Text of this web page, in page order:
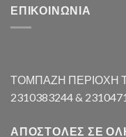
ΕΠΙΚΟΙΝΩΝΊΑ
ΤΟΜΠΑΖΗ ΠΕΡΙΟΧΗ
2310383244 &
ΑΠΟΣΤΟΛΈΣ ΣΕ